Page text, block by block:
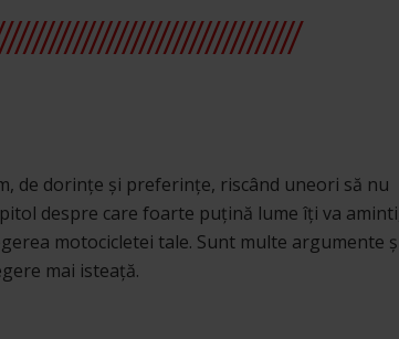
de dorințe și preferințe, riscând uneori să nu
despre care foarte puțină lume îți va
motocicletei tale. Sunt multe argumente
mai isteață.